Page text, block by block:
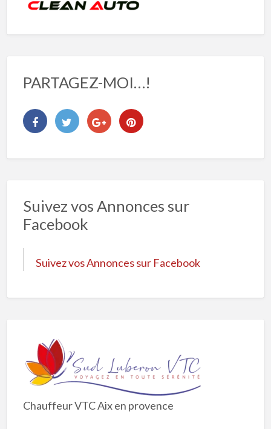
PARTAGEZ-MOI…!
Suivez vos Annonces sur
Facebook
Suivez vos Annonces sur Facebook
Chauffeur VTC Aix en provence